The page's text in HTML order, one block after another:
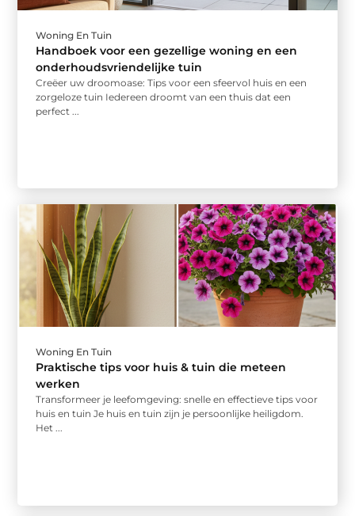
Woning En Tuin
Handboek voor een gezellige woning en een
onderhoudsvriendelijke tuin
Creëer uw droomoase: Tips voor een sfeervol huis en een
zorgeloze tuin Iedereen droomt van een thuis dat een
perfect ...
Woning En Tuin
Praktische tips voor huis & tuin die meteen
werken
Transformeer je leefomgeving: snelle en effectieve tips voor
huis en tuin Je huis en tuin zijn je persoonlijke heiligdom.
Het ...